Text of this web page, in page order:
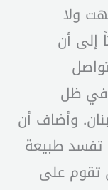
ولا
إلى أن
في ظل
وأضاف أن
تفسد طبيعة
تقوم على